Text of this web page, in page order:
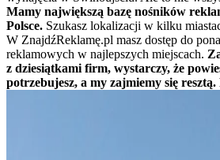
Mamy największą bazę nośników
Polsce. Szukasz lokalizacji w kilku
W ZnajdźReklamę.pl masz dostęp do
reklamowych w najlepszych miejscach.
z dziesiątkami firm, wystarczy, że
potrzebujesz, a my zajmiemy się